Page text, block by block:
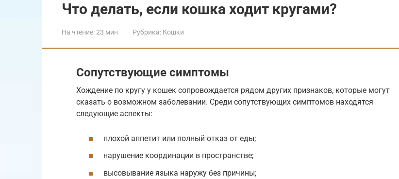
Что делать, если кошка ходит кругами?
На чтение:23 мин Рубрика: Кошки
Сопутствующие симптомы
Хождение по кругу у кошек сопровождается рядом других признаков, которые могут
сказать о возможном заболевании. Среди сопутствующих симптомов находятся
следующие аспекты:
плохой аппетит или полный отказ от еды;
нарушение координации в пространстве;
высовывание языка наружу без причины;